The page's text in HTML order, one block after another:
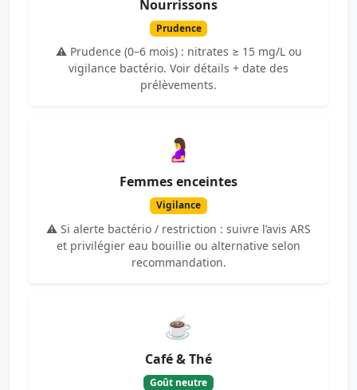
Nourrissons
Prudence
⚠️ Prudence (0–6 mois) : nitrates ≥ 15 mg/L ou
vigilance bactério. Voir détails + date des
prélèvements.
🤰
Femmes enceintes
Vigilance
⚠️ Si alerte bactério / restriction : suivre l’avis ARS
et privilégier eau bouillie ou alternative selon
recommandation.
☕
Café & Thé
Goût neutre